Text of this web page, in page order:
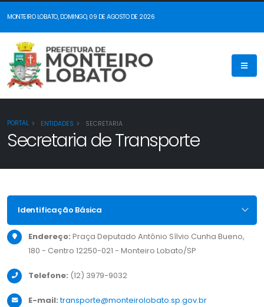
MONTEIRO LOBATO, DOMINGO, 09 DE AGOSTO DE 2026
PORTAL ENTIDADES SECRETARIA
Secretaria de Transporte
Identificação Básica
Endereço: Praça Deputado Antônio Sílvio Cunha Bueno,
180 - Centro 12250-021 - Monteiro Lobato/SP
Telefone: (12) 3979-9032
E-mail: transporte@monteirolobato.sp.gov.br